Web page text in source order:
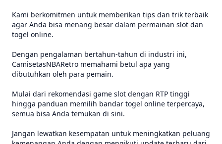
Kami berkomitmen untuk memberikan tips dan trik terbaik
agar Anda bisa menang besar dalam permainan slot dan
togel online.
Dengan pengalaman bertahun-tahun di industri ini,
CamisetasNBARetro memahami betul apa yang
dibutuhkan oleh para pemain.
Mulai dari rekomendasi game slot dengan RTP tinggi
hingga panduan memilih bandar togel online terpercaya,
semua bisa Anda temukan di sini.
Jangan lewatkan kesempatan untuk meningkatkan peluang